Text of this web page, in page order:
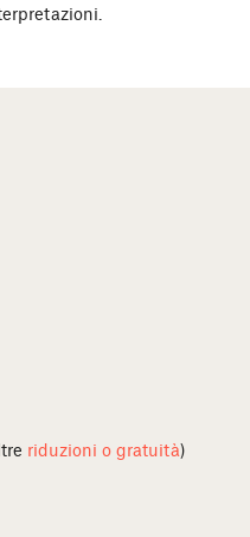
riduzioni o gratuità)